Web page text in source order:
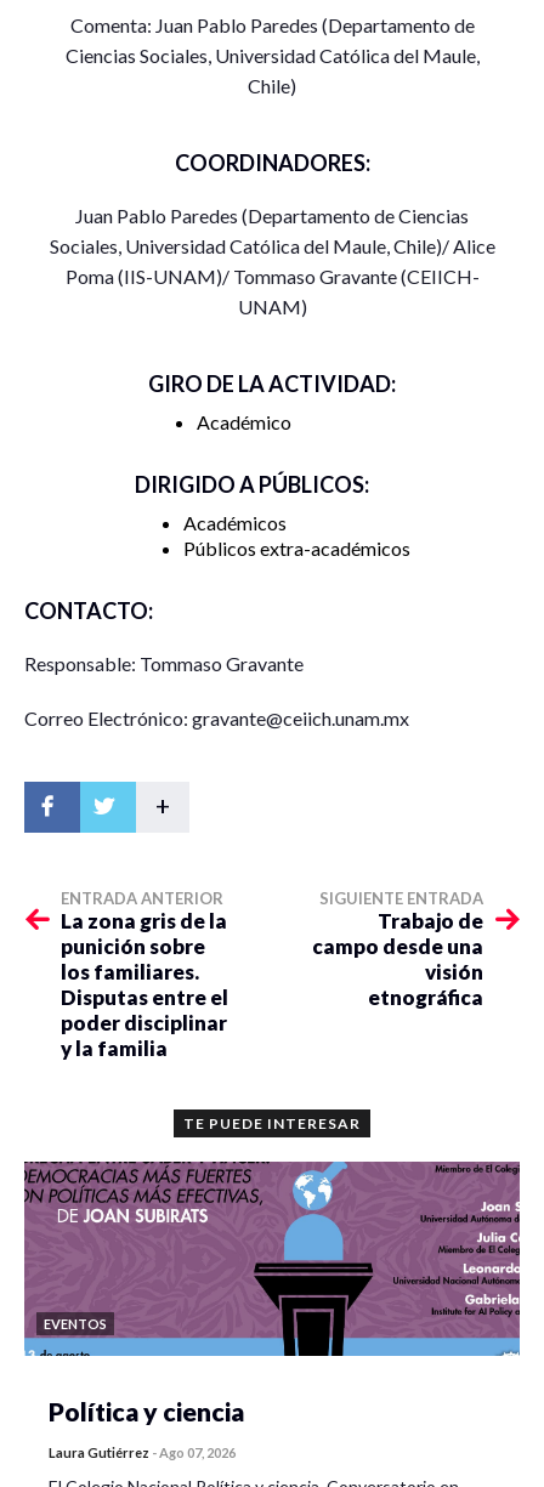
Comenta: Juan Pablo Paredes (Departamento de
Ciencias Sociales, Universidad Católica del Maule,
Chile)
COORDINADORES:
Juan Pablo Paredes (Departamento de Ciencias
Sociales, Universidad Católica del Maule, Chile)/ Alice
Poma (IIS-UNAM)/ Tommaso Gravante (CEIICH-
UNAM)
GIRO DE LA ACTIVIDAD:
Académico
DIRIGIDO A PÚBLICOS:
Académicos
Públicos extra-académicos
CONTACTO:
Responsable: Tommaso Gravante
Correo Electrónico: gravante@ceiich.unam.mx
+
ENTRADA ANTERIOR
La zona gris de la
punición sobre
los familiares.
Disputas entre el
poder disciplinar
y la familia
SIGUIENTE ENTRADA
Trabajo de
campo desde una
visión
etnográfica
TE PUEDE INTERESAR
EVENTOS
Política y ciencia
Laura Gutiérrez -Ago 07, 2026